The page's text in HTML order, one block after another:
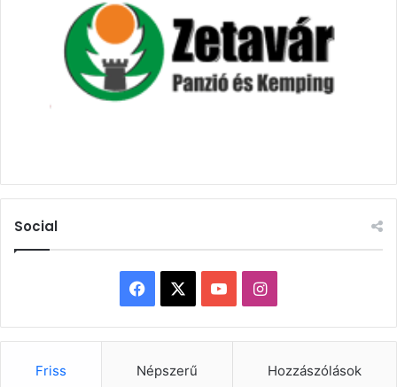
Social
Facebook YouTubeInstagram
Friss Népszerű Hozzászólások